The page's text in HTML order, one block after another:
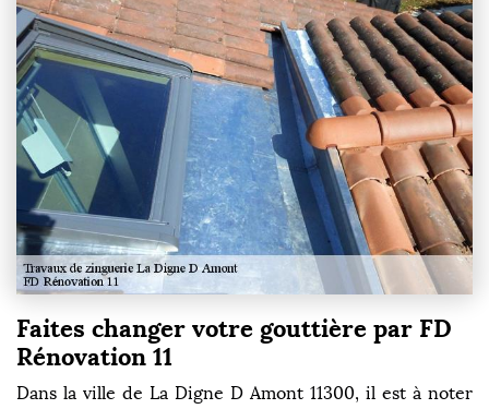
Faites changer votre gouttière par FD
Rénovation 11
Dans la ville de La Digne D Amont 11300, il est à noter